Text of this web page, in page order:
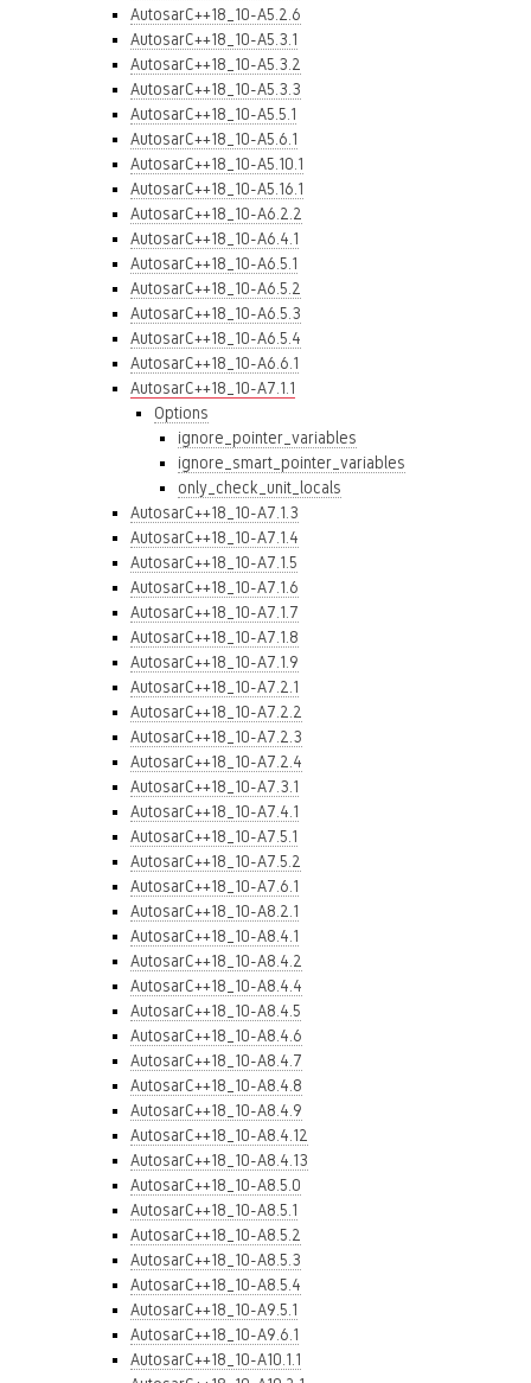
AutosarC++18_10-A5.2.6
AutosarC++18_10-A5.3.1
AutosarC++18_10-A5.3.2
AutosarC++18_10-A5.3.3
AutosarC++18_10-A5.5.1
AutosarC++18_10-A5.6.1
AutosarC++18_10-A5.10.1
AutosarC++18_10-A5.16.1
AutosarC++18_10-A6.2.2
AutosarC++18_10-A6.4.1
AutosarC++18_10-A6.5.1
AutosarC++18_10-A6.5.2
AutosarC++18_10-A6.5.3
AutosarC++18_10-A6.5.4
AutosarC++18_10-A6.6.1
AutosarC++18_10-A7.1.1
Options
ignore_pointer_variables
ignore_smart_pointer_variables
only_check_unit_locals
AutosarC++18_10-A7.1.3
AutosarC++18_10-A7.1.4
AutosarC++18_10-A7.1.5
AutosarC++18_10-A7.1.6
AutosarC++18_10-A7.1.7
AutosarC++18_10-A7.1.8
AutosarC++18_10-A7.1.9
AutosarC++18_10-A7.2.1
AutosarC++18_10-A7.2.2
AutosarC++18_10-A7.2.3
AutosarC++18_10-A7.2.4
AutosarC++18_10-A7.3.1
AutosarC++18_10-A7.4.1
AutosarC++18_10-A7.5.1
AutosarC++18_10-A7.5.2
AutosarC++18_10-A7.6.1
AutosarC++18_10-A8.2.1
AutosarC++18_10-A8.4.1
AutosarC++18_10-A8.4.2
AutosarC++18_10-A8.4.4
AutosarC++18_10-A8.4.5
AutosarC++18_10-A8.4.6
AutosarC++18_10-A8.4.7
AutosarC++18_10-A8.4.8
AutosarC++18_10-A8.4.9
AutosarC++18_10-A8.4.12
AutosarC++18_10-A8.4.13
AutosarC++18_10-A8.5.0
AutosarC++18_10-A8.5.1
AutosarC++18_10-A8.5.2
AutosarC++18_10-A8.5.3
AutosarC++18_10-A8.5.4
AutosarC++18_10-A9.5.1
AutosarC++18_10-A9.6.1
AutosarC++18_10-A10.1.1